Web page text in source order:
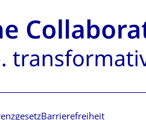
Barrierefreiheit